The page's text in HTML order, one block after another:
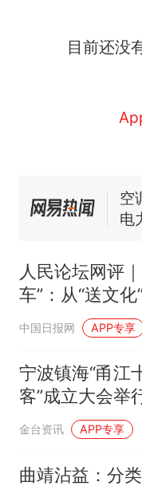
目前还没
人
新
空
电
试
核
“
搜
热
人
人民论坛网评
车”：从“送文化
化”
中国日报网 APP专享
宁波镇海“甬江
客”成立大会举
金台资讯 APP专享
曲靖沾益：分